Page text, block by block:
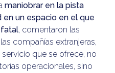
maniobrar en la pista
un espacio en el que
fatal, comentaron las
compañías extranjeras,
que se ofrece, no
operacionales, sino